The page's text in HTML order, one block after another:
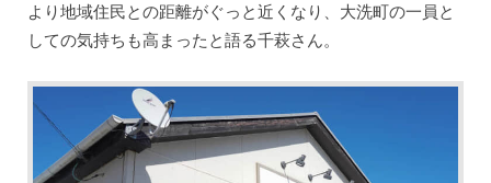
より地域住民との距離がぐっと近くなり、大洗町の一員と
しての気持ちも高まったと語る千萩さん。